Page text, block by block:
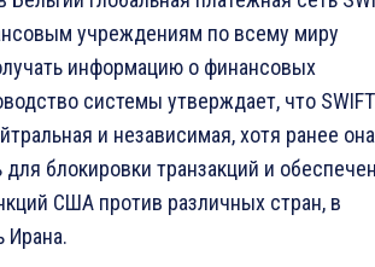
учреждениям по всему миру
информацию о финансовых
системы утверждает, что SWIFT
и независимая, хотя ранее она
для блокировки транзакций и
США против различных стран, в
Ирана.